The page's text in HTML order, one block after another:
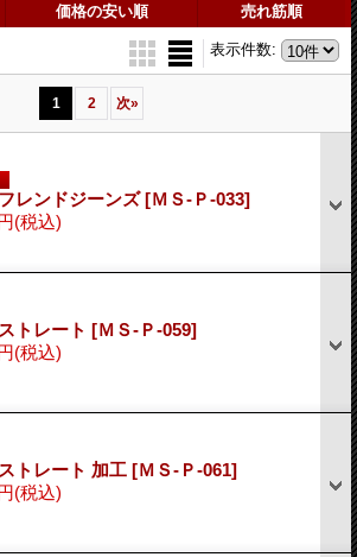
価格の安い順 売れ筋順
表示件数:
1 2 次»
レンドジーンズ[ＭＳ-Ｐ-033]
(税込)
トレート [ＭＳ-Ｐ-059]
(税込)
トレート 加工 [ＭＳ-Ｐ-061]
(税込)